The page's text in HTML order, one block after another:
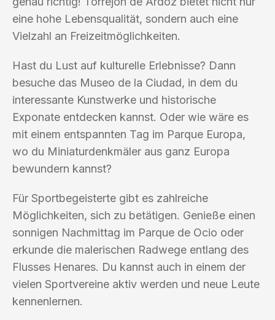
eine hohe Lebensqualität, sondern auch eine
Vielzahl an Freizeitmöglichkeiten.
Hast du Lust auf kulturelle Erlebnisse? Dann
besuche das Museo de la Ciudad, in dem du
interessante Kunstwerke und historische
Exponate entdecken kannst. Oder wie wäre es
mit einem entspannten Tag im Parque Europa,
wo du Miniaturdenkmäler aus ganz Europa
bewundern kannst?
Für Sportbegeisterte gibt es zahlreiche
Möglichkeiten, sich zu betätigen. Genieße einen
sonnigen Nachmittag im Parque de Ocio oder
erkunde die malerischen Radwege entlang des
Flusses Henares. Du kannst auch in einem der
vielen Sportvereine aktiv werden und neue Leute
kennenlernen.